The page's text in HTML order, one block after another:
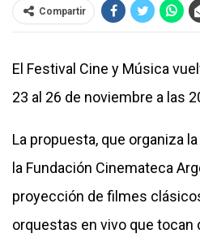
Compartir
El Festival Cine y Música
23 al 26 de noviembre a las
La propuesta, que organiza
la Fundación Cinemateca
proyección de filmes
orquestas en vivo que tocan